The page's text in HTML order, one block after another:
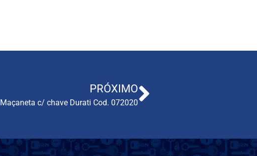
PRÓXIMO
Maçaneta c/ chave Durati Cod. 072020